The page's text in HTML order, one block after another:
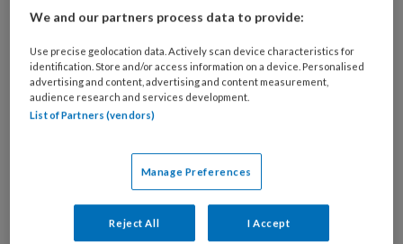
Thuiszorg serie Nursing
Wat is dit voor
We and our partners process data to provide:
Use precise geolocation data. Actively scan device characteristics for
identification. Store and/or access information on a device. Personalised
advertising and content, advertising and content measurement,
audience research and services development.
List of Partners (vendors)
Manage Preferences
Reject All I Accept